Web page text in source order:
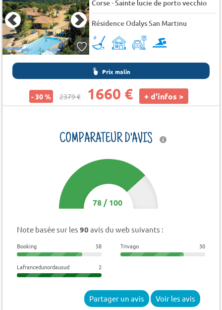
Corse-Sainte lucie de porto vecchio
Résidence Odalys San Martinu
Prix malin
- 30 % 2379 € 1660 € + d'infos >
COMPARATEUR D'AVIS
78/100
Note basée sur les 90 avis du web suivants :
Booking 58 Trivago 30
Lafrancedunordausud 2
Partager un avis Voir les avis